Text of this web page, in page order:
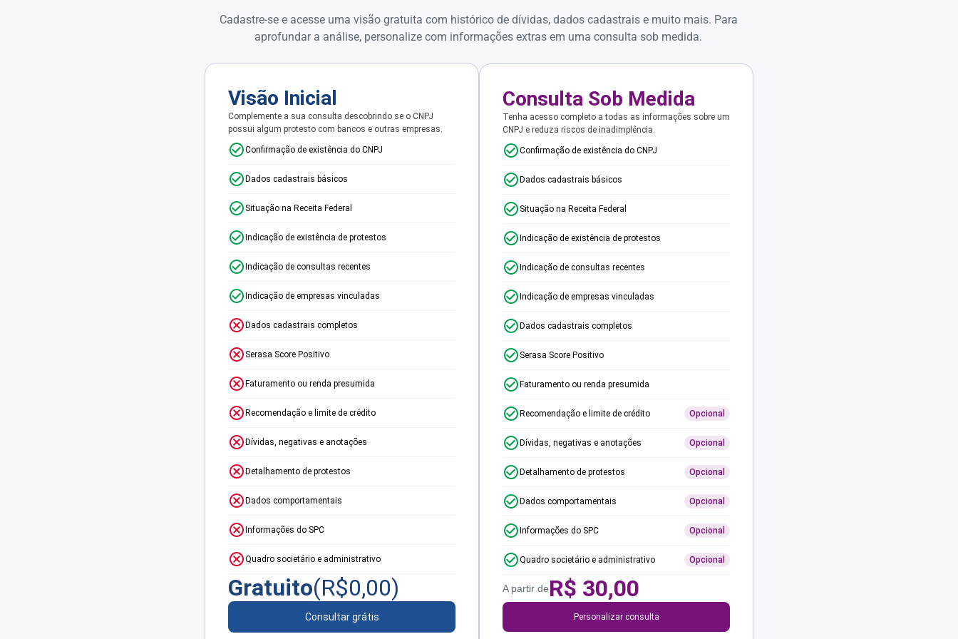
Cadastre-se e acesse uma visão gratuita com histórico de dívidas, dados cadastrais e muito mais. Para
aprofundar a análise, personalize com informações extras em uma consulta sob medida.
Visão Inicial
Complemente a sua consulta descobrindo se o CNPJ
possui algum protesto com bancos e outras empresas.
Confirmação de existência do CNPJ
Dados cadastrais básicos
Situação na Receita Federal
Indicação de existência de protestos
Indicação de consultas recentes
Indicação de empresas vinculadas
Dados cadastrais completos
Serasa Score Positivo
Faturamento ou renda presumida
Recomendação e limite de crédito
Dívidas, negativas e anotações
Detalhamento de protestos
Dados comportamentais
Informações do SPC
Quadro societário e administrativo
Gratuito(R$0,00)
Consultar grátis
Consulta Sob Medida
Tenha acesso completo a todas as informações sobre um
CNPJ e reduza riscos de inadimplência.
Confirmação de existência do CNPJ
Dados cadastrais básicos
Situação na Receita Federal
Indicação de existência de protestos
Indicação de consultas recentes
Indicação de empresas vinculadas
Dados cadastrais completos
Serasa Score Positivo
Faturamento ou renda presumida
Recomendação e limite de crédito Opcional
Dívidas, negativas e anotações Opcional
Detalhamento de protestos Opcional
Dados comportamentais Opcional
Informações do SPC Opcional
Quadro societário e administrativo Opcional
A partir deR$ 30,00
Personalizar consulta